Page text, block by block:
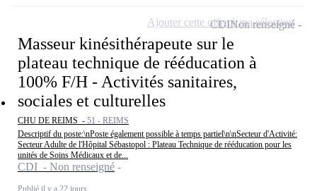
Masseur kinésithérapeute sur le
plateau technique de rééducation à
100% F/H - Activités sanitaires,
sociales et culturelles
CHU DE REIMS - 51 - REIMS
Descriptif du poste:\nPoste également possible à temps partiel\n\nSecteur d'Activité:
Secteur Adulte de l'Hôpital Sébastopol : Plateau Technique de rééducation pour les
unités de Soins Médicaux et de...
CDI - Non renseigné
CDINon renseigné
Ajouter cette offre à ma sélection